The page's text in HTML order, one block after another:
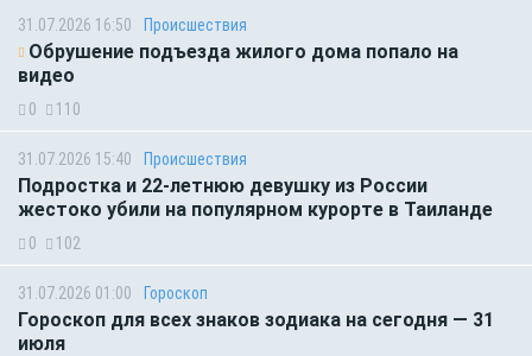
31.07.2026 16:50 Происшествия
Обрушение подъезда жилого дома попало на
видео
0 110
31.07.2026 15:40 Происшествия
Подростка и 22-летнюю девушку из России
жестоко убили на популярном курорте в Таиланде
0 102
31.07.2026 01:00 Гороскоп
Гороскоп для всех знаков зодиака на сегодня — 31
июля